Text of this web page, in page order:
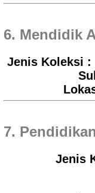
6. Mendidik
Jenis Koleksi :
7.
Jenis